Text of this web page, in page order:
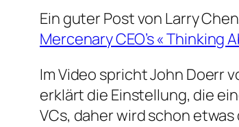
Ein guter Post von Larry
Mercenary CEO’s « Thinking
Im Video spricht John Doerr
erklärt die Einstellung, die
VCs, daher wird schon etwas